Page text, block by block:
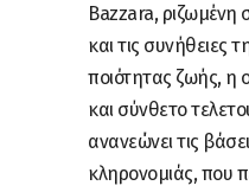
Bazzara, ριζωμένη
και τις συνήθειες
ποιότητας ζωής, η
και σύνθετο
ανανεώνει τις
κληρονομιάς, που